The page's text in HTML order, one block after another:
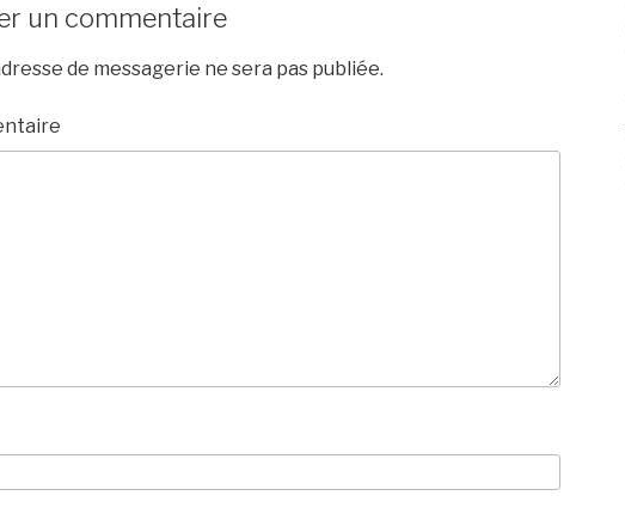
un commentaire
de messagerie ne sera pas publiée.